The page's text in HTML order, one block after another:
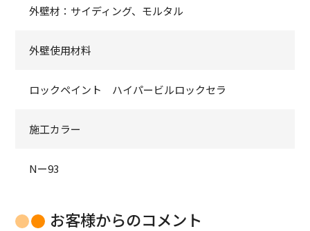
外壁材：サイディング、モルタル
外壁使用材料
ロックペイント ハイパービルロックセラ
施工カラー
Nー93
お客様からのコメント